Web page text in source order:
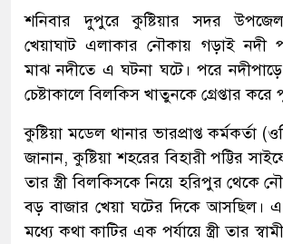
শনিবার দুপুরে কুষ্টিয়ার সদর
খেয়াঘাট এলাকার নৌকায় গড়াই নদী
মাঝ নদীতে এ ঘটনা ঘটে। পরে
চেষ্টাকালে বিলকিস খাতুনকে গ্রেপ্তার করে
কুষ্টিয়া মডেল থানার ভারপ্রাপ্ত কর্মকর্তা
জানান, কুষ্টিয়া শহরের বিহারী পট্টির
তার স্ত্রী বিলকিসকে নিয়ে হরিপুর থেকে
বড় বাজার খেয়া ঘটের দিকে আসছিল। এ
মধ্যে কথা কাটির এক পর্যায়ে স্ত্রী তার